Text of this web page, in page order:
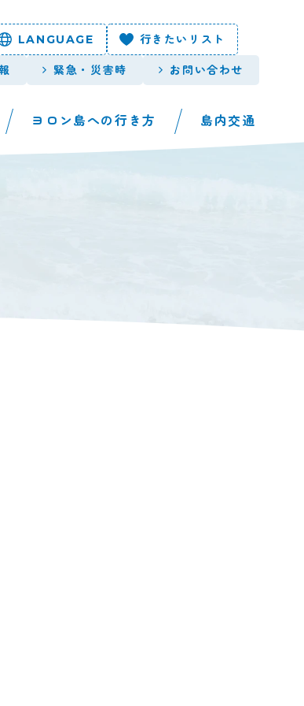
LANGUAGE 行きたいリスト
緊急・災害時 お問い合わせ
ヨロン島への行き方 島内交通